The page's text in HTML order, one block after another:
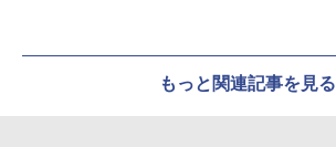
もっと関連記事を見る